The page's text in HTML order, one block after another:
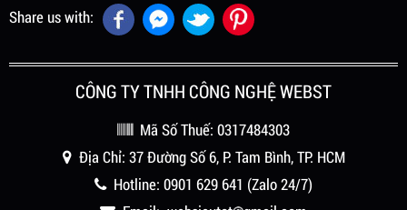
Share us with:
CÔNG TY TNHH CÔNG NGHỆ WEBST
Mã Số Thuế: 0317484303
Địa Chỉ: 37 Đường Số 6, P. Tam Bình, TP. HCM
Hotline: 0901 629 641 (Zalo 24/7)